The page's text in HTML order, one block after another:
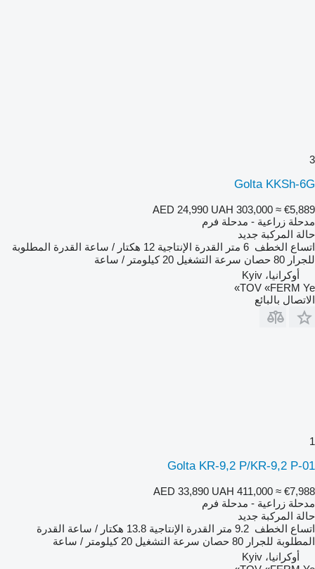
3
Golta KKSh-6G
AED 24,990 UAH 303,000 ≈ €5,889
مدحلة زراعية - مدحلة فرم
حالة المركبة جديد
اتساع الخطف 6 متر القدرة الإنتاجية 12 هكتار / ساعة
القدرة المطلوبة
للجرار 80 حصان سرعة التشغيل 20 كيلومتر / ساعة
أوكرانيا، Kyiv
TOV «FERM Ye»
الاتصال بالبائع
1
Golta KR-9,2 P/KR-9,2 P-01
AED 33,890 UAH 411,000 ≈ €7,988
مدحلة زراعية - مدحلة فرم
حالة المركبة جديد
اتساع الخطف 9.2 متر القدرة الإنتاجية 13.8 هكتار / ساعة
القدرة
المطلوبة للجرار 80 حصان سرعة التشغيل 20 كيلومتر / ساعة
أوكرانيا، Kyiv